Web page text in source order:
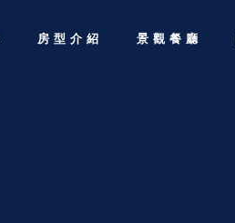
房型介紹 景觀餐廳